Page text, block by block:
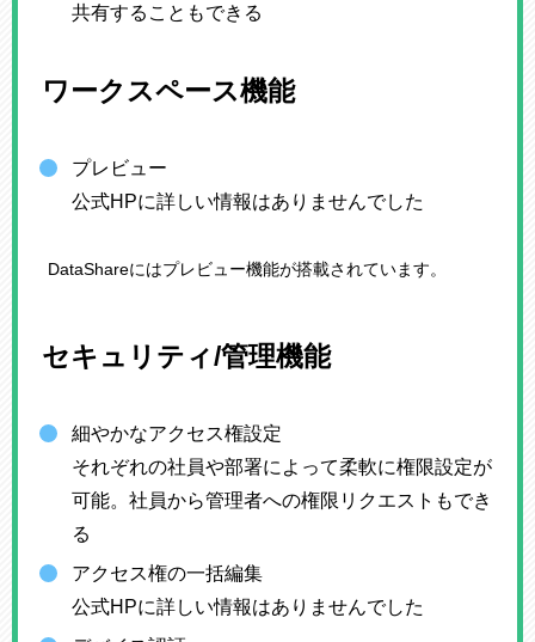
共有することもできる
ワークスペース機能
プレビュー
公式HPに詳しい情報はありませんでした
DataShareにはプレビュー機能が搭載されています。
セキュリティ/管理機能
細やかなアクセス権設定
それぞれの社員や部署によって柔軟に権限設定が
可能。社員から管理者への権限リクエストもでき
る
アクセス権の一括編集
公式HPに詳しい情報はありませんでした